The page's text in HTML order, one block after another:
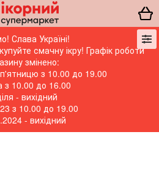
Слава Україні!
смачну ікру! Графік роботи
змінено:
з 10.00 до 19.00
з 10.00 до 16.00
- вихідний
з 10.00 до 19.00
- вихідний